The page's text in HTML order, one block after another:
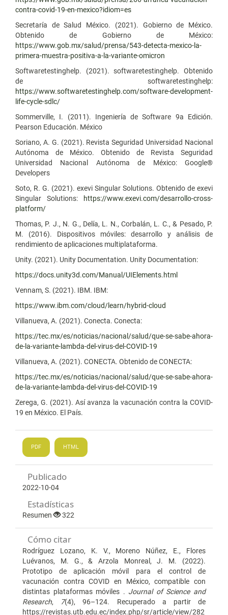
contra-covid-19-en-mexico?idiom=es
Secretaría de Salud México. (2021). Gobierno de México.
Obtenido de Gobierno de México:
https://www.gob.mx/salud/prensa/543-detecta-mexico-la-
primera-muestra-positiva-a-la-variante-omicron
Softwaretestinghelp. (2021). softwaretestinghelp. Obtenido
de softwaretestinghelp:
https://www.softwaretestinghelp.com/software-development-
life-cycle-sdlc/
Sommerville, I. (2011). Ingeniería de Software 9a Edición.
Pearson Educación. México
Soriano, A. G. (2021). Revista Seguridad Universidad Nacional
Autónoma de México. Obtenido de Revista Seguridad
Universidad Nacional Autónoma de México: Google®
Developers
Soto, R. G. (2021). exevi Singular Solutions. Obtenido de exevi
Singular Solutions:
https://www.exevi.com/desarrollo-cross-
platform/
Thomas, P. J., N. G., Delía, L. N., Corbalán, L. C., & Pesado, P.
M. (2016). Dispositivos móviles: desarrollo y análisis de
rendimiento de aplicaciones multiplataforma.
Unity. (2021). Unity Documentation. Unity Documentation:
https://docs.unity3d.com/Manual/UIElements.html
Vennam, S. (2021). IBM. IBM:
https://www.ibm.com/cloud/learn/hybrid-cloud
Villanueva, A. (2021). Conecta. Conecta:
https://tec.mx/es/noticias/nacional/salud/que-se-sabe-ahora-
de-la-variante-lambda-del-virus-del-COVID-19
Villanueva, A. (2021). CONECTA. Obtenido de CONECTA:
https://tec.mx/es/noticias/nacional/salud/que-se-sabe-ahora-
de-la-variante-lambda-del-virus-del-COVID-19
Zerega, G. (2021). Así avanza la vacunación contra la COVID-
19 en México. El País.
PDF HTML
Publicado
2022-10-04
Estadísticas
Resumen 322
Cómo citar
Rodríguez Lozano, K. V., Moreno Núñez, E., Flores
Luévanos, M. G., & Arzola Monreal, J. M. (2022).
Prototipo de aplicación móvil para el control de
vacunación contra COVID en México, compatible con
distintas plataformas móviles . Journal of Science and
Research, 7(4), 96–124. Recuperado a partir de
https://revistas.utb.edu.ec/index.php/sr/article/view/282